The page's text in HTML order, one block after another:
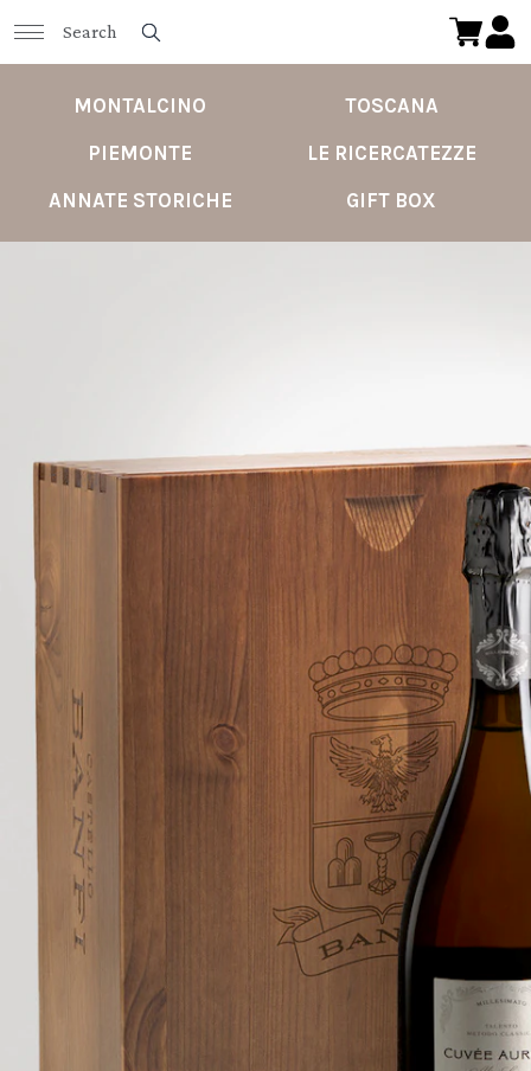
MONTALCINO
TOSCANA
PIEMONTE
LE RICERCATEZZE
ANNATE STORICHE
GIFT BOX